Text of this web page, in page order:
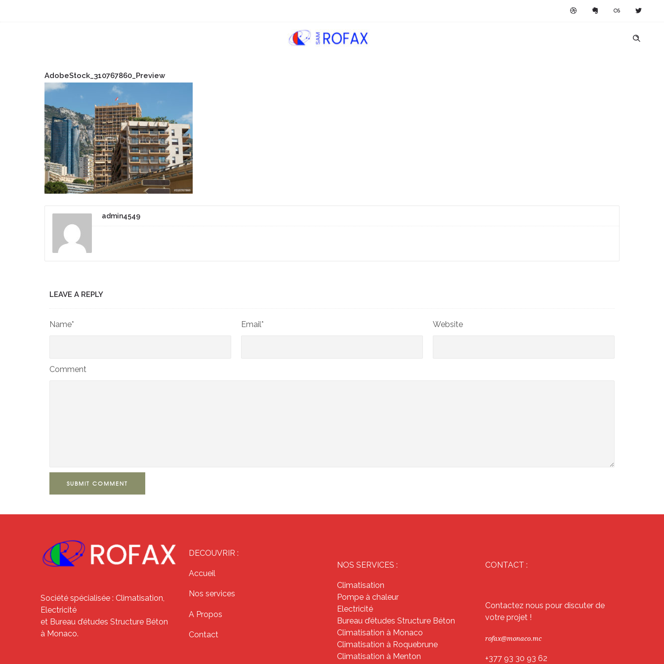
AdobeStock_310767860_Preview
admin4549
LEAVE A REPLY
Name* Email* Website
Comment
SUBMIT COMMENT
Société spécialisée : Climatisation,
Electricité
et Bureau d’études Structure Béton
à Monaco.
DECOUVRIR :
Accueil
Nos services
A Propos
Contact
NOS SERVICES :
Climatisation
Pompe à chaleur
Electricité
Bureau d’études Structure Béton
Climatisation à Monaco
Climatisation à Roquebrune
Climatisation à Menton
CONTACT :
Contactez nous pour discuter de
votre projet !
rofax@monaco.mc
+377 93 30 93 62